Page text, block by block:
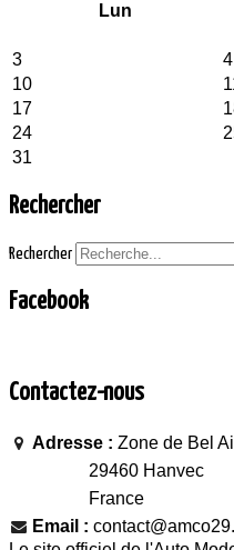
Lun
3
4
10
17
24
31
Rechercher
Rechercher
Facebook
Contactez-nous
Adresse : Zone de Bel
29460 Hanvec
France
Email :